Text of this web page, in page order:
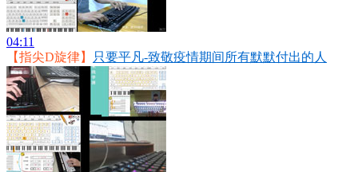
04:11
【指尖D旋律】
只要平凡-致敬疫情期间所有默默付出的人